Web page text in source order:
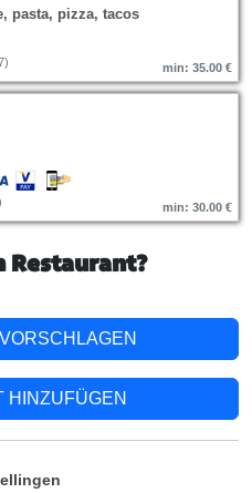
pasta, pizza, tacos
min: 35.00 €
min: 30.00 €
Restaurant?
HINZUFÜGEN